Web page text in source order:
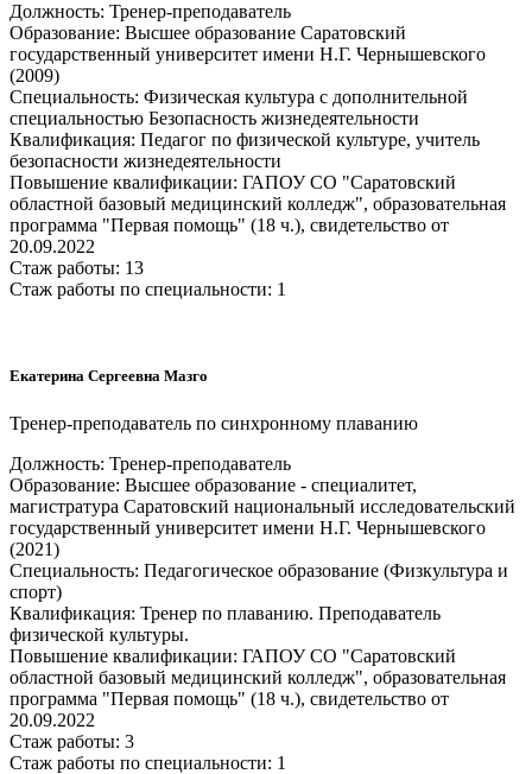
Должность: Тренер-преподаватель
Образование: Высшее образование Саратовский
государственный университет имени Н.Г. Чернышевского
(2009)
Специальность: Физическая культура с дополнительной
специальностью Безопасность жизнедеятельности
Квалификация: Педагог по физической культуре, учитель
безопасности жизнедеятельности
Повышение квалификации: ГАПОУ СО "Саратовский
областной базовый медицинский колледж", образовательная
программа "Первая помощь" (18 ч.), свидетельство от
20.09.2022
Стаж работы: 13
Стаж работы по специальности: 1
Екатерина Сергеевна Мазго
Тренер-преподаватель по синхронному плаванию
Должность: Тренер-преподаватель
Образование: Высшее образование - специалитет,
магистратура Саратовский национальный исследовательский
государственный университет имени Н.Г. Чернышевского
(2021)
Специальность: Педагогическое образование (Физкультура и
спорт)
Квалификация: Тренер по плаванию. Преподаватель
физической культуры.
Повышение квалификации: ГАПОУ СО "Саратовский
областной базовый медицинский колледж", образовательная
программа "Первая помощь" (18 ч.), свидетельство от
20.09.2022
Стаж работы: 3
Стаж работы по специальности: 1